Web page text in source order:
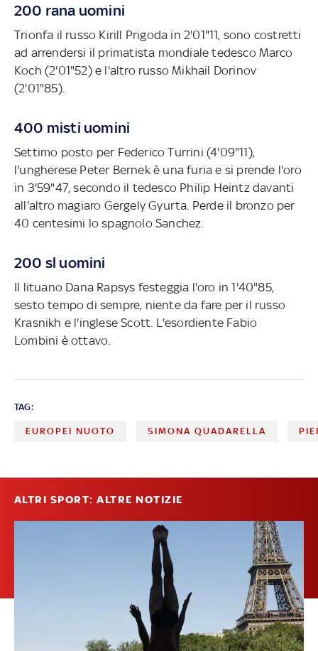
200 rana uomini
Trionfa il russo Kirill Prigoda in 2'01"11, sono costretti
ad arrendersi il primatista mondiale tedesco Marco
Koch (2'01"52) e l'altro russo Mikhail Dorinov
(2'01"85).
400 misti uomini
Settimo posto per Federico Turrini (4'09"11),
l'ungherese Peter Bernek è una furia e si prende l'oro
in 3'59"47, secondo il tedesco Philip Heintz davanti
all'altro magiaro Gergely Gyurta. Perde il bronzo per
40 centesimi lo spagnolo Sanchez.
200 sl uomini
Il lituano Dana Rapsys festeggia l'oro in 1'40"85,
sesto tempo di sempre, niente da fare per il russo
Krasnikh e l'inglese Scott. L'esordiente Fabio
Lombini è ottavo.
TAG:
EUROPEI NUOTO SIMONA QUADARELLA
ALTRI SPORT: ALTRE NOTIZIE